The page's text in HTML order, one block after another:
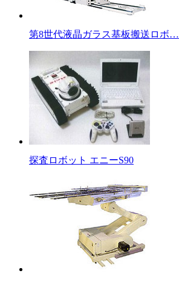
第8世代液晶ガラス基板搬送ロボ…
探査ロボット エニーS90